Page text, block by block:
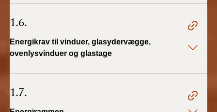
1.6.
Energikrav til vinduer, glasydervægge,
ovenlysvinduer og glastage
1.7.